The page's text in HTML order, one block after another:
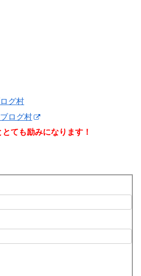
グ村
ログ村
ても励みになります！